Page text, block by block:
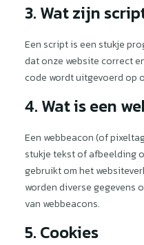
3. Wat zijn
Een script is een stukje
dat onze website correct
code wordt uitgevoerd op
4. Wat is een
Een webbeacon (of
stukje tekst of afbeelding
gebruikt om het
worden diverse gegevens
van webbeacons.
5. Cookies